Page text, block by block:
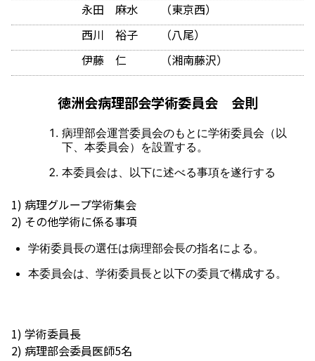
永田 麻水 （東京西）
西川 裕子 （八尾）
伊藤 仁 （湘南藤沢）
徳洲会病理部会学術委員会 会則
病理部会運営委員会のもとに学術委員会（以
下、本委員会）を設置する。
本委員会は、以下に述べる事項を遂行する
1) 病理グループ学術集会
2) その他学術に係る事項
学術委員長の選任は病理部会長の指名による。
本委員会は、学術委員長と以下の委員で構成する。
1) 学術委員長
2) 病理部会委員医師5名